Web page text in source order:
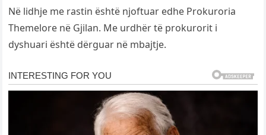
Në lidhje me rastin është njoftuar edhe Prokuroria
Themelore në Gjilan. Me urdhër të prokurorit i
dyshuari është dërguar në mbajtje.